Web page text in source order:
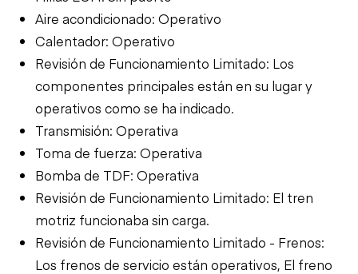
Aire acondicionado: Operativo
Calentador: Operativo
Revisión de Funcionamiento Limitado: Los
componentes principales están en su lugar y
operativos como se ha indicado.
Transmisión: Operativa
Toma de fuerza: Operativa
Bomba de TDF: Operativa
Revisión de Funcionamiento Limitado: El tren
motriz funcionaba sin carga.
Revisión de Funcionamiento Limitado - Frenos:
Los frenos de servicio están operativos, El freno